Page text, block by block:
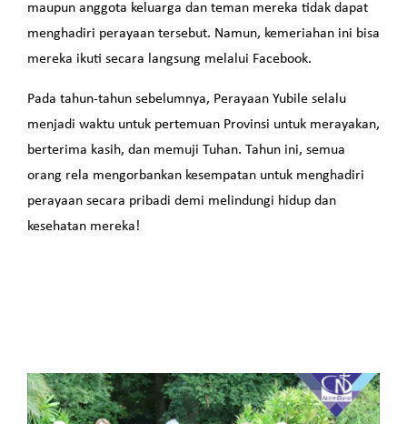
maupun anggota keluarga dan teman mereka tidak dapat
menghadiri perayaan tersebut. Namun, kemeriahan ini bisa
mereka ikuti secara langsung melalui Facebook.
Pada tahun-tahun sebelumnya, Perayaan Yubile selalu
menjadi waktu untuk pertemuan Provinsi untuk merayakan,
berterima kasih, dan memuji Tuhan. Tahun ini, semua
orang rela mengorbankan kesempatan untuk menghadiri
perayaan secara pribadi demi melindungi hidup dan
kesehatan mereka!